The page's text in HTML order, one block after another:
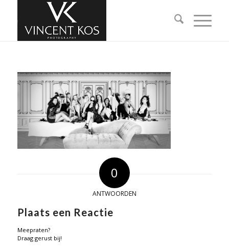
0
ANTWOORDEN
Plaats een Reactie
Meepraten?
Draag gerust bij!